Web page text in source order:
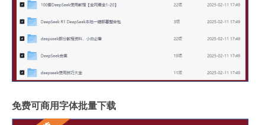
免费可商用字体批量下载